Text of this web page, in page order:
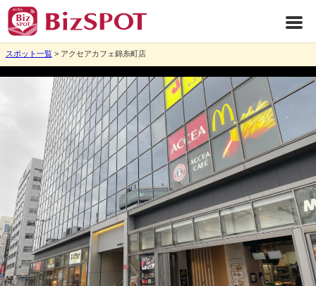
スポット一覧> アクセアカフェ錦糸町店